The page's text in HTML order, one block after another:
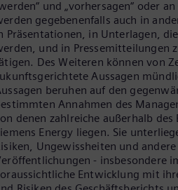
und „vorhersagen“ oder
gegebenenfalls auch in
Präsentationen, in Unterlagen,
und in Pressemitteilungen
Des Weiteren können von
Aussagen
beruhen auf den
Annahmen des
denen zahlreiche außerhalb des
Energy liegen. Sie
Ungewissheiten und
- insbesondere
Entwicklung mit